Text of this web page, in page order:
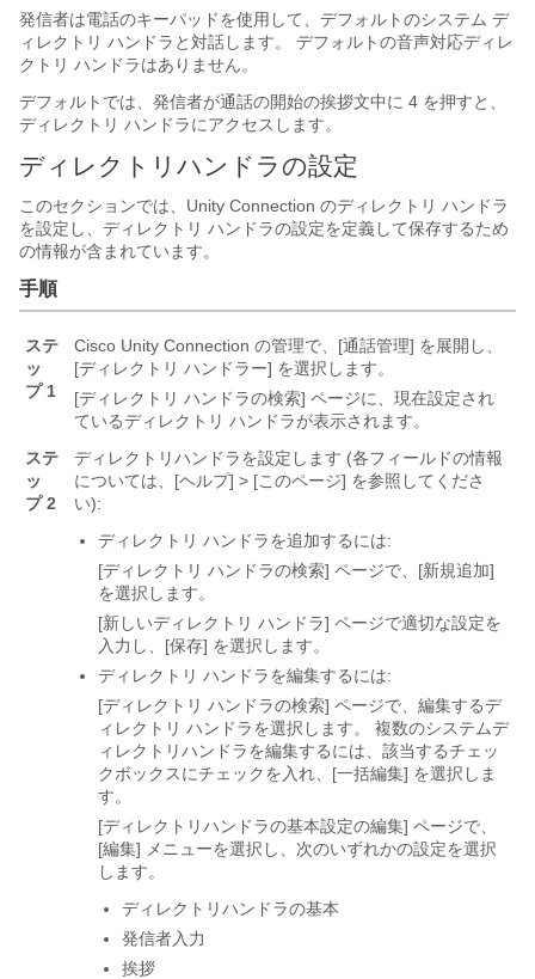
発信者は電話のキーパッドを使用して、デフォルトのシステム デ
ィレクトリ ハンドラと対話します。 デフォルトの音声対応ディレ
クトリ ハンドラはありません。
デフォルトでは、発信者が通話の開始の挨拶文中に 4 を押すと、
ディレクトリ ハンドラにアクセスします。
ディレクトリハンドラの設定
このセクションでは、Unity Connection のディレクトリ ハンドラ
を設定し、ディレクトリ ハンドラの設定を定義して保存するため
の情報が含まれています。
手順
ステ
ッ
プ 1
Cisco Unity Connection の管理で、[通話管理] を展開し、
[ディレクトリ ハンドラー] を選択します。
[ディレクトリ ハンドラの検索] ページに、現在設定され
ているディレクトリ ハンドラが表示されます。
ステ
ッ
プ 2
ディレクトリハンドラを設定します (各フィールドの情報
については、[ヘルプ] > [このページ] を参照してくださ
い):
ディレクトリ ハンドラを追加するには:
[ディレクトリ ハンドラの検索] ページで、[新規追加]
を選択します。
[新しいディレクトリ ハンドラ] ページで適切な設定を
入力し、[保存] を選択します。
ディレクトリ ハンドラを編集するには:
[ディレクトリ ハンドラの検索] ページで、編集するデ
ィレクトリ ハンドラを選択します。 複数のシステムデ
ィレクトリハンドラを編集するには、該当するチェッ
クボックスにチェックを入れ、[一括編集] を選択しま
す。
[ディレクトリハンドラの基本設定の編集] ページで、
[編集] メニューを選択し、次のいずれかの設定を選択
します。
ディレクトリハンドラの基本
発信者入力
挨拶